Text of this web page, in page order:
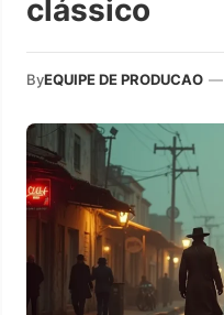
clássico
ByEQUIPE DE PRODUCAO —